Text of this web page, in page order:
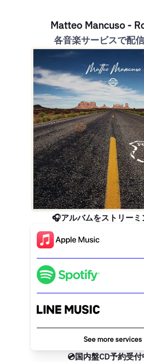
Matteo Mancuso -
各音楽サービスで配
🎧アルバムをストリーミ
See more services
💿国内盤CD予約受付